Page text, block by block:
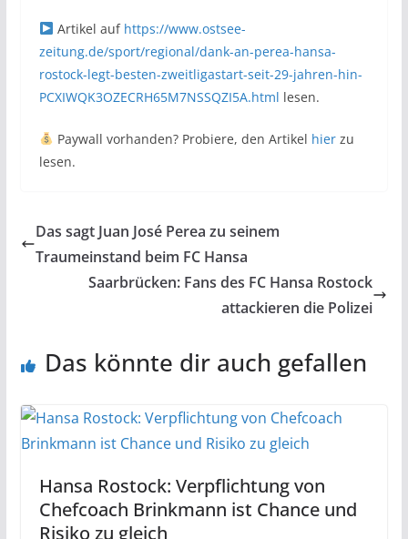
Artikel auf https://www.ostsee-
zeitung.de/sport/regional/dank-an-perea-hansa-
rostock-legt-besten-zweitligastart-seit-29-jahren-hin-
PCXIWQK3OZECRH65M7NSSQZI5A.html lesen.
Paywall vorhanden? Probiere, den Artikel hierzu
lesen.
Das sagt Juan José Perea zu seinem
Traumeinstand beim FC Hansa
Saarbrücken: Fans des FC Hansa Rostock
attackieren die Polizei
Das könnte dir auch gefallen
Hansa Rostock: Verpflichtung von
Chefcoach Brinkmann ist Chance und
Risiko zu gleich